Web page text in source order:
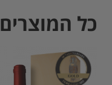
כל המוצרים